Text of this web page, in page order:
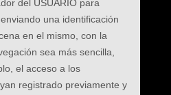
del USUARIO para
una identificación
en el mismo, con la
sea más sencilla,
el acceso a los
registrado previamente y